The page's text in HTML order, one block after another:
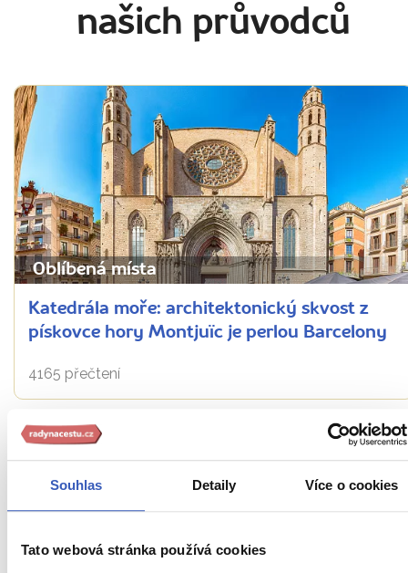
Souhlas Detaily Více o cookies
Tato webová stránka používá cookies
našich průvodců
Oblíbená místa
Katedrála moře: architektonický skvost z
pískovce hory Montjuïc je perlou Barcelony
4165 přečtení